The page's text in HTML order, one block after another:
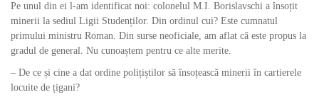
Pe unul din ei l-am identificat noi: colonelul M.I. Borislavschi a însoțit
minerii la sediul Ligii Studenților. Din ordinul cui? Este cumnatul
primului ministru Roman. Din surse neoficiale, am aflat că este propus la
gradul de general. Nu cunoaștem pentru ce alte merite.
– De ce și cine a dat ordine polițiștilor să însoțească minerii în cartierele
locuite de țigani?